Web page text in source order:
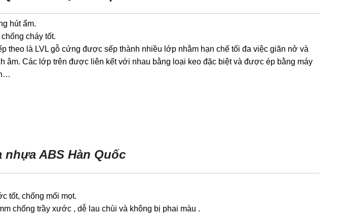
hút ẩm.
cháy tốt.
theo là LVL gỗ cứng được sếp thành nhiều lớp nhằm hạn chế tối đa việc giãn nở và
Các lớp trên được liên kết với nhau bằng loại keo đặc biệt và được ép bằng máy
nhựa ABS Hàn Quốc
tốt, chống mối mọt.
chống trầy xước , dễ lau chùi và không bị phai màu .